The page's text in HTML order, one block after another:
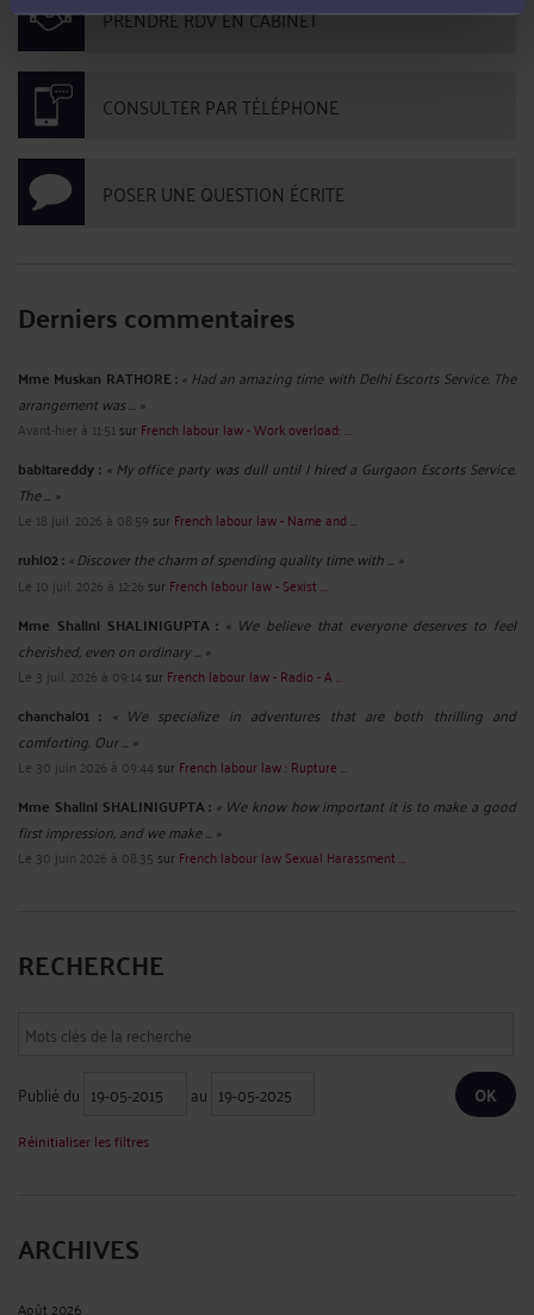
PRENDRE RDV EN CABINET
CONSULTER PAR TÉLÉPHONE
POSER UNE QUESTION ÉCRITE
Derniers commentaires
Mme Muskan RATHORE :« Had an amazing time with Delhi Escorts Service. The
arrangement was ... »
Avant-hier à 11:51 sur French labour law - Work overload: ...
babitareddy : « My office party was dull until I hired a Gurgaon Escorts Service.
The ... »
Le 18 juil. 2026 à 08:59 sur French labour law - Name and ...
ruhi02 :« Discover the charm of spending quality time with ... »
Le 10 juil. 2026 à 12:26 sur French labour law - Sexist ...
Mme Shalini SHALINIGUPTA : « We believe that everyone deserves to feel
cherished, even on ordinary ... »
Le 3 juil. 2026 à 09:14 sur French labour law - Radio - A ...
chanchal01 : « We specialize in adventures that are both thrilling and
comforting. Our ... »
Le 30 juin 2026 à 09:44 sur French labour law : Rupture ...
Mme Shalini SHALINIGUPTA : « We know how important it is to make a good
first impression, and we make ... »
Le 30 juin 2026 à 08:35 sur French labour law Sexual Harassment ...
RECHERCHE
Publié du au
Réinitialiser les filtres
ARCHIVES
Août 2026